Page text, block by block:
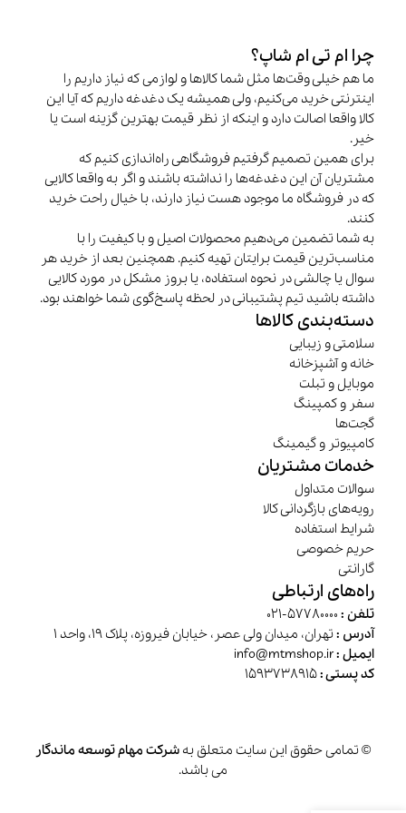
چرا ام تی ام شاپ؟
ما هم خیلی وقت‌ها مثل شما کالاها و لوازمی که نیاز داریم را
اینترنتی خرید می‌کنیم، ولی همیشه یک دغدغه داریم که آیا این
کالا واقعا اصالت دارد و اینکه از نظر قیمت بهترین گزینه است یا
خیر.
برای همین تصمیم گرفتیم فروشگاهی راه‌اندازی کنیم که
مشتریان آن این دغدغه‌ها را نداشته باشند و اگر به واقعا کالایی
که در فروشگاه ما موجود هست نیاز دارند، با خیال راحت خرید
کنند.
به شما تضمین می‌دهیم محصولات اصیل و با کیفیت را با
مناسب‌ترین قیمت برایتان تهیه کنیم. همچنین بعد از خرید هر
سوال یا چالشی در نحوه استفاده، یا بروز مشکل در مورد کالایی
داشته باشید تیم پشتیبانی در لحظه پاسخ‌گوی شما خواهند بود.
دسته‌بندی کالاها
سلامتی و زیبایی
خانه و آشپزخانه
موبایل و تبلت
سفر و کمپینگ
گجت‌ها
کامپیوتر و گیمینگ
خدمات مشتریان
سوالات متداول
رویه‌های بازگردانی کالا
شرایط استفاده
حریم خصوصی
گارانتی
راه‌های ارتباطی
تلفن :
آدرس :تهران، میدان ولی عصر، خیابان فیروزه، پلاک 19، واحد 1
ایمیل :
کد پستی :
© تمامی حقوق این سایت متعلق به شرکت مهام توسعه ماندگار
می باشد.